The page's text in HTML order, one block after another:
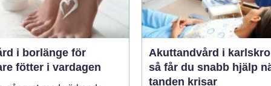
i borlänge för
fötter i vardagen
Akuttandvård i
så får du snabb hjälp
tanden krisar